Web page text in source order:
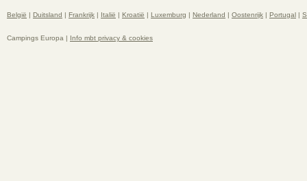
België | Duitsland | Frankrijk | Italië | Kroatië | Luxemburg | Nederland | Oostenrijk | Portugal |
Campings Europa | Info mbt privacy & cookies